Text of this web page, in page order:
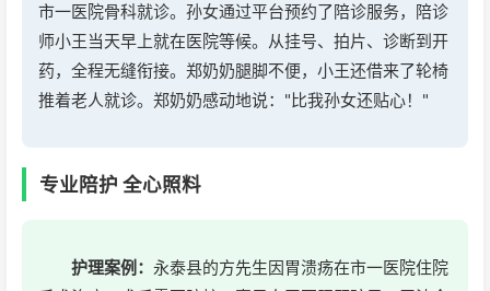
市一医院骨科就诊。孙女通过平台预约了陪诊服务，陪诊
师小王当天早上就在医院等候。从挂号、拍片、诊断到开
药，全程无缝衔接。郑奶奶腿脚不便，小王还借来了轮椅
推着老人就诊。郑奶奶感动地说："比我孙女还贴心！"
专业陪护 全心照料
护理案例： 永泰县的方先生因胃溃疡在市一医院住院